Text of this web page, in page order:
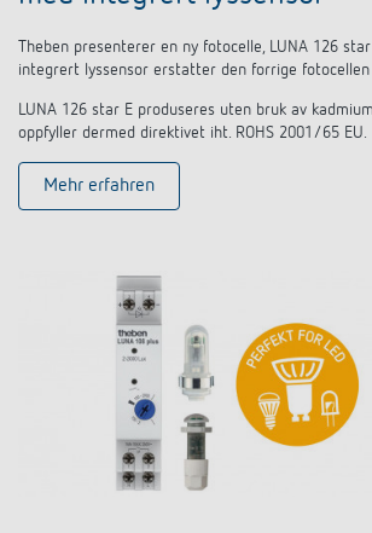
Theben presenterer en ny fotocelle, LUNA 126
integrert lyssensor erstatter den forrige fotocellen
LUNA 126 star E produseres uten bruk av
oppfyller dermed direktivet iht. ROHS 2001/65 EU.
Mehr erfahren